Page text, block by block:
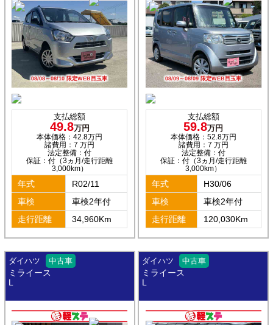
08/08～08/10 限定WEB目玉車
支払総額
49.8万円
本体価格：42.8万円
諸費用：7 万円
法定整備：付
保証：付（3ヵ月/走行距離
3,000km）
年式
R02/11
車検
車検2年付
走行距離
34,960Km
08/09～08/09 限定WEB目玉車
支払総額
59.8万円
本体価格：52.8万円
諸費用：7 万円
法定整備：付
保証：付（3ヵ月/走行距離
3,000km）
年式
H30/06
車検
車検2年付
走行距離
120,030Km
ダイハツ 中古車
ミライース
L
ダイハツ 中古車
ミライース
L